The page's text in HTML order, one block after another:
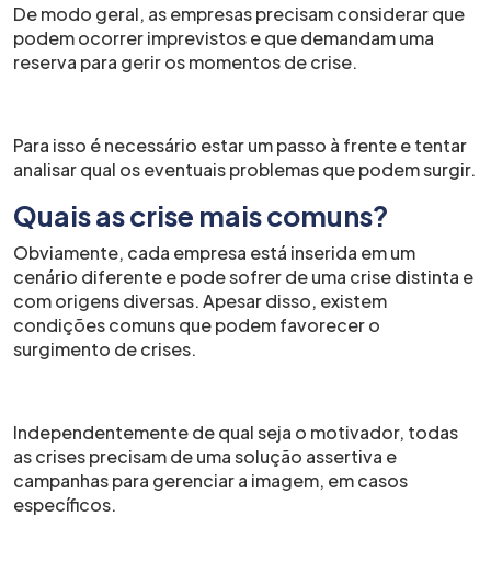
De modo geral, as empresas precisam considerar que
podem ocorrer imprevistos e que demandam uma
reserva para gerir os momentos de crise.
Para isso é necessário estar um passo à frente e tentar
analisar qual os eventuais problemas que podem surgir.
Quais as crise mais comuns?
Obviamente, cada empresa está inserida em um
cenário diferente e pode sofrer de uma crise distinta e
com origens diversas. Apesar disso, existem
condições comuns que podem favorecer o
surgimento de crises.
Independentemente de qual seja o motivador, todas
as crises precisam de uma solução assertiva e
campanhas para gerenciar a imagem, em casos
específicos.